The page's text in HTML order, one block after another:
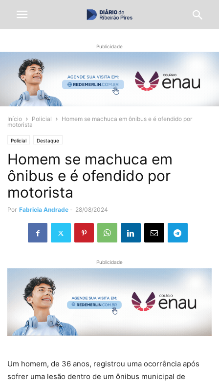
Publicidade
Início Policial
Homem se machuca em ônibus e é ofendido por
motorista
Policial Destaque
Homem se machuca em
ônibus e é ofendido por
motorista
Por Fabricia Andrade - 28/08/2024
Publicidade
Um homem, de 36 anos, registrou uma ocorrência após
sofrer uma lesão dentro de um ônibus municipal de